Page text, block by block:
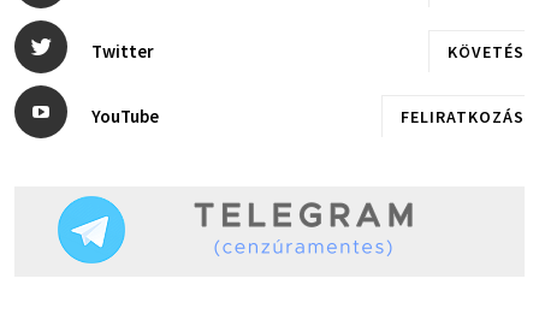
Twitter KÖVETÉS
YouTube FELIRATKOZÁS